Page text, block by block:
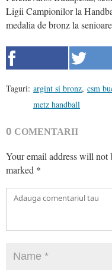
Ligii Campionilor la
medalia de bronz la
Taguri: argint si bronz, csm
metz handball
0 COMENTARII
Your email address will not
marked *